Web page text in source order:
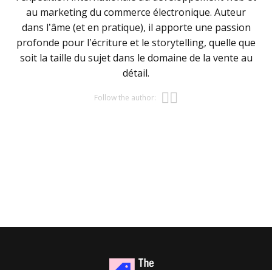
au marketing du commerce électronique. Auteur
dans l’âme (et en pratique), il apporte une passion
profonde pour l’écriture et le storytelling, quelle que
soit la taille du sujet dans le domaine de la vente au
détail.
Follow the author: Opens new